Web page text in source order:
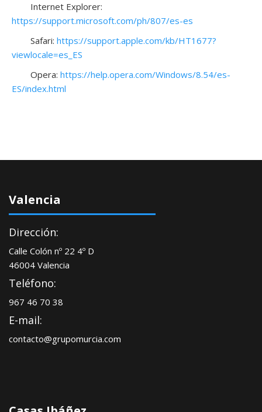
Internet Explorer:
https://support.microsoft.com/ph/807/es-es
Safari: https://support.apple.com/kb/HT1677?
viewlocale=es_ES
Opera: https://help.opera.com/Windows/8.54/es-
ES/index.html
Valencia
Dirección:
Calle Colón nº 22 4º D
46004 Valencia
Teléfono:
967 46 70 38
E-mail:
contacto@grupomurcia.com